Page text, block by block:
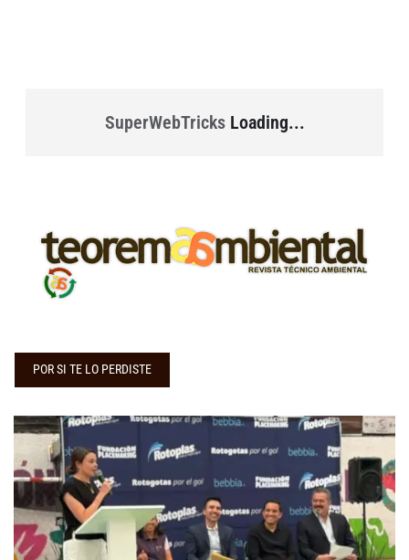
SuperWebTricksLoading...
POR SI TE LO PERDISTE